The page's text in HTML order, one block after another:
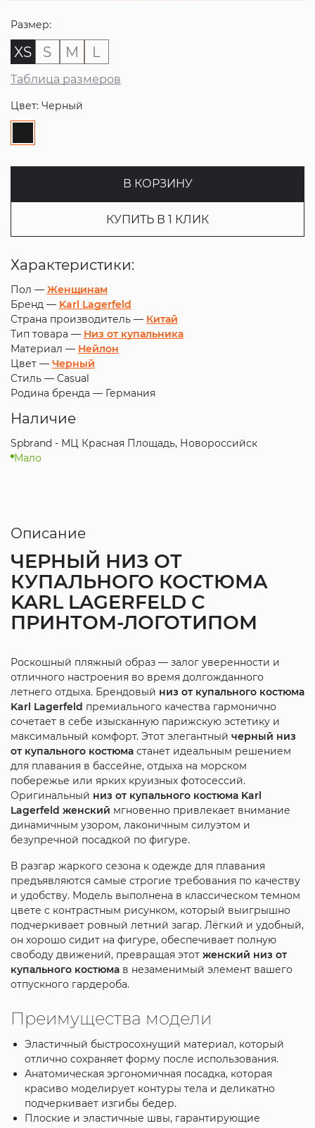
Размер:
XS S M L
Таблица размеров
Цвет: Черный
В КОРЗИНУ
КУПИТЬ В 1 КЛИК
Характеристики:
Пол — Женщинам
Бренд — Karl Lagerfeld
Страна производитель — Китай
Тип товара — Низ от купальника
Материал — Нейлон
Цвет — Черный
Стиль — Casual
Родина бренда — Германия
Наличие
Spbrand - МЦ Красная Площадь, Новороссийск
Мало
Описание
ЧЕРНЫЙ НИЗ ОТ
КУПАЛЬНОГО КОСТЮМА
KARL LAGERFELD С
ПРИНТОМ-ЛОГОТИПОМ
Роскошный пляжный образ — залог уверенности и
отличного настроения во время долгожданного
летнего отдыха. Брендовый низ от купального костюма
Karl Lagerfeld премиального качества гармонично
сочетает в себе изысканную парижскую эстетику и
максимальный комфорт. Этот элегантный черный низ
от купального костюмастанет идеальным решением
для плавания в бассейне, отдыха на морском
побережье или ярких круизных фотосессий.
Оригинальный низ от купального костюма Karl
Lagerfeld женский мгновенно привлекает внимание
динамичным узором, лаконичным силуэтом и
безупречной посадкой по фигуре.
В разгар жаркого сезона к одежде для плавания
предъявляются самые строгие требования по качеству
и удобству. Модель выполнена в классическом темном
цвете с контрастным рисунком, который выигрышно
подчеркивает ровный летний загар. Лёгкий и удобный,
он хорошо сидит на фигуре, обеспечивает полную
свободу движений, превращая этот женский низ от
купального костюмав незаменимый элемент вашего
отпускного гардероба.
Преимущества модели
Эластичный быстросохнущий материал, который
отлично сохраняет форму после использования.
Анатомическая эргономичная посадка, которая
красиво моделирует контуры тела и деликатно
подчеркивает изгибы бедер.
Плоские и эластичные швы, гарантирующие